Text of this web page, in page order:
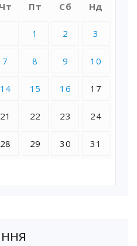
Чт Пт Сб Нд
1 2 3
7 8 9 10
14 15 16 17
21 22 23 24
28 29 30 31